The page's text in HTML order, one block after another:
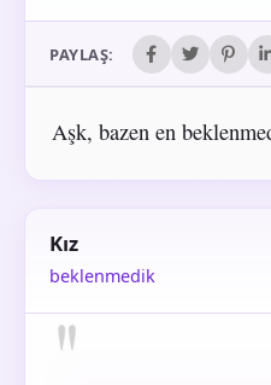
PAYLAŞ:
Aşk, bazen en
Kız
beklenmedik